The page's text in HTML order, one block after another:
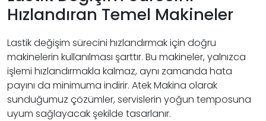
Hızlandıran Temel Makineler
Lastik değişim sürecini hızlandırmak için doğru
makinelerin kullanılması şarttır. Bu makineler, yalnızca
işlemi hızlandırmakla kalmaz, aynı zamanda hata
payını da minimuma indirir. Atek Makina olarak
sunduğumuz çözümler, servislerin yoğun temposuna
uyum sağlayacak şekilde tasarlanır.